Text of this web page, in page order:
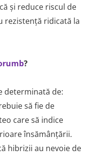
și reduce riscul de
rezistență ridicată la
?
determinată de:
să fie de
care să indice
însămânțării.
hibrizii au nevoie de